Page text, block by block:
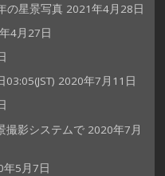
の星景写真 2021年4月28日
4月27日
2020年7月11日
撮影システムで 2020年7月
年5月7日